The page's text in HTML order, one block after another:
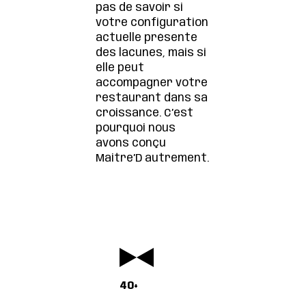
pas de savoir si
votre configuration
actuelle présente
des lacunes, mais si
elle peut
accompagner votre
restaurant dans sa
croissance. C’est
pourquoi nous
avons conçu
Maitre’D autrement.
40+